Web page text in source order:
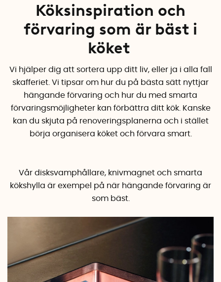
Köksinspiration och
förvaring som är bäst i
köket
Vi hjälper dig att sortera upp ditt liv, eller ja i alla fall
skafferiet. Vi tipsar om hur du på bästa sätt nyttjar
hängande förvaring och hur du med smarta
förvaringsmöjligheter kan förbättra ditt kök. Kanske
kan du skjuta på renoveringsplanerna och i stället
börja organisera köket och förvara smart.
Vår disksvamphållare, knivmagnet och smarta
kökshylla är exempel på när hängande förvaring är
som bäst.